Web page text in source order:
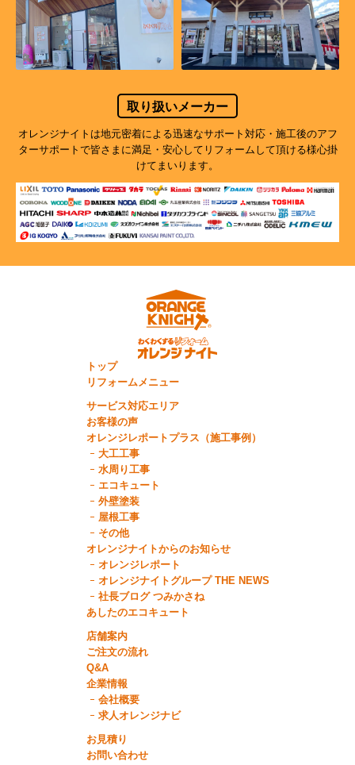
取り扱いメーカー
オレンジナイトは地元密着による迅速なサポート対応・施工後のアフ
ターサポートで皆さまに満足・安心してリフォームして頂ける様心掛
けてまいります。
トップ
リフォームメニュー
サービス対応エリア
お客様の声
オレンジレポートプラス（施工事例）
大工工事
水周り工事
エコキュート
外壁塗装
屋根工事
その他
オレンジナイトからのお知らせ
オレンジレポート
オレンジナイトグループ THE NEWS
社長ブログ つみかさね
あしたのエコキュート
店舗案内
ご注文の流れ
Q&A
企業情報
会社概要
求人オレンジナビ
お見積り
お問い合わせ